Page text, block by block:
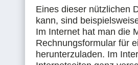
Eines dieser nützlichen
kann, sind
Im Internet hat man die
Rechnungsformular für
herunterzuladen. Im